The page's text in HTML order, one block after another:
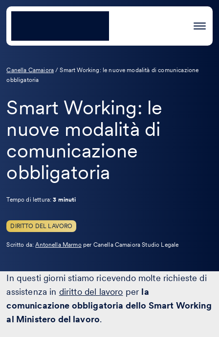
Canella Camaiora /Smart Working: le nuove modalità di comunicazione
obbligatoria
Smart Working: le
nuove modalità di
comunicazione
obbligatoria
Tempo di lettura:3 minuti
DIRITTO DEL LAVORO
Scritto da:Antonella MarmoLeggi
per Canella Camaiora Studio Legale
In questi giorni stiamo ricevendo molte richieste di
assistenza in diritto del lavoro per la
comunicazione obbligatoria dello Smart Working
al Ministero del lavoro.